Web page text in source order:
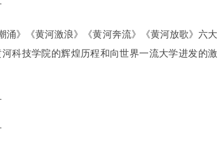
》《黄河激浪》《黄河奔流》《黄河放歌》六大
科技学院的辉煌历程和向世界一流大学进发的激